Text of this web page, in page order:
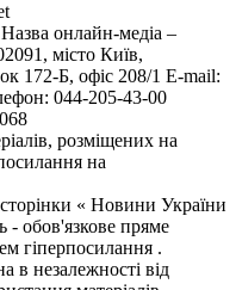
онлайн-медіа –
місто Київ,
Б, офіс 208/1 E-mail:
044-205-43-00
розміщених на
на
сторінки « Новини України
- обов'язкове пряме
гіперпосилання .
в незалежності від